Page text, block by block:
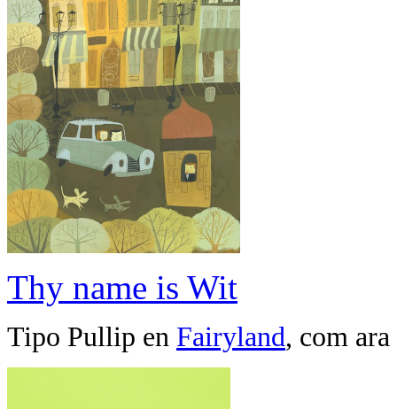
Thy name is Wit
Tipo Pullip en Fairyland, com ara